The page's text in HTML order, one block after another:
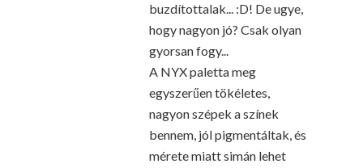
buzdítottalak... :D! De ugye,
hogy nagyon jó? Csak olyan
gyorsan fogy...
A NYX paletta meg
egyszerűen tökéletes,
nagyon szépek a színek
bennem, jól pigmentáltak, és
mérete miatt simán lehet